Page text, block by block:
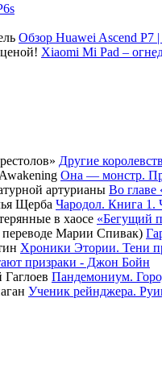
Обзор Huawei Ascend Р7
Xiaomi Mi Pad –
Другие
Она — монстр.
Во главе
Чародол. Книга 1.
«Бегущий
Хроники Этории. Тени
призраки - Джон Бойн
Пандемониум.
Ученик рейнджера.